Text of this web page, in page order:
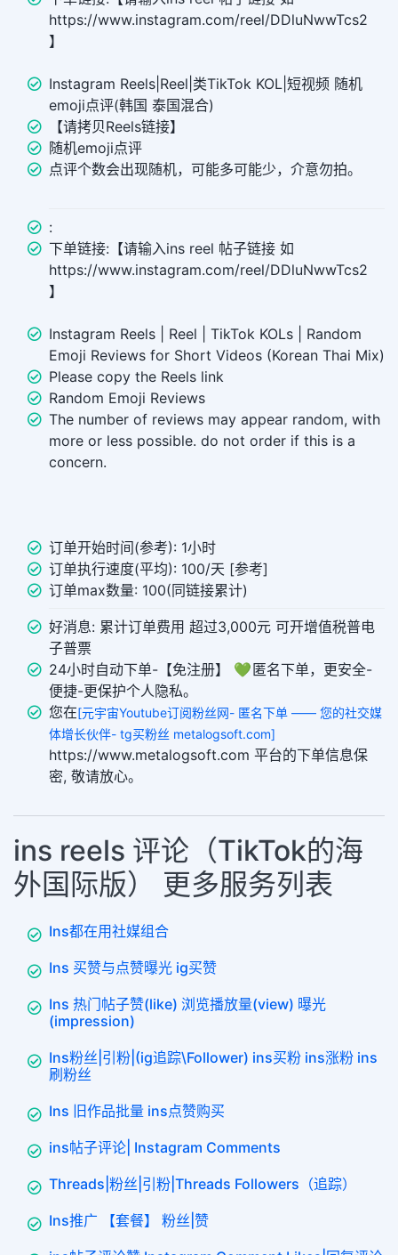
https://www.instagram.com/reel/DDluNwwTcs2
】
Instagram Reels|Reel|类TikTok KOL|短视频 随机
emoji点评(韩国 泰国混合)
【请拷贝Reels链接】
随机emoji点评
点评个数会出现随机，可能多可能少，介意勿拍。
:
下单链接:【请输入ins reel 帖子链接 如
https://www.instagram.com/reel/DDluNwwTcs2
】
Instagram Reels | Reel | TikTok KOLs | Random
Emoji Reviews for Short Videos (Korean Thai Mix)
Please copy the Reels link
Random Emoji Reviews
The number of reviews may appear random, with
more or less possible. do not order if this is a
concern.
订单开始时间(参考): 1小时
订单执行速度(平均): 100/天 [参考]
订单max数量: 100(同链接累计)
好消息: 累计订单费用 超过3,000元 可开增值税普电
子普票
24小时自动下单-【免注册】 💚 匿名下单，更安全-
便捷-更保护个人隐私。
您在[元宇宙Youtube订阅粉丝网- 匿名下单 —— 您的社交媒
体增长伙伴- tg买粉丝 metalogsoft.com]
https://www.metalogsoft.com 平台的下单信息保
密, 敬请放心。
ins reels 评论（TikTok的海
外国际版） 更多服务列表
Ins都在用社媒组合
Ins 买赞与点赞曝光 ig买赞
Ins 热门帖子赞(like) 浏览播放量(view) 曝光
(impression)
Ins粉丝|引粉|(ig追踪\Follower) ins买粉 ins涨粉 ins
刷粉丝
Ins 旧作品批量 ins点赞购买
ins帖子评论| Instagram Comments
Threads|粉丝|引粉|Threads Followers（追踪）
Ins推广 【套餐】 粉丝|赞